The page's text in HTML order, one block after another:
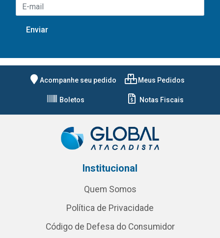
Acompanhe seu pedido Meus Pedidos
Boletos Notas Fiscais
Institucional
Quem Somos
Política de Privacidade
Código de Defesa do Consumidor